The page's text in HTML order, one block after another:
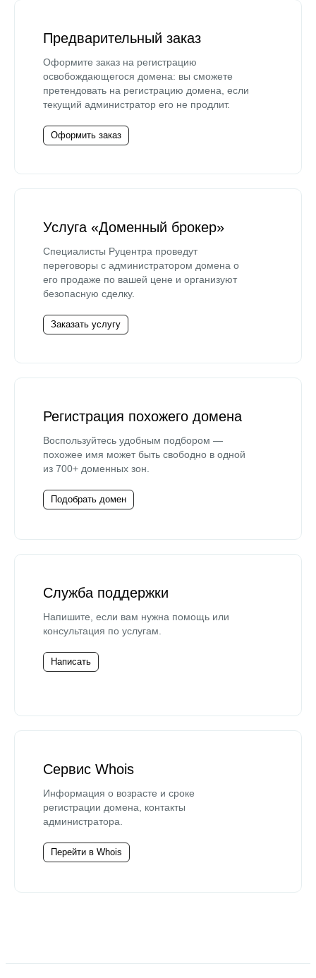
Предварительный заказ
Оформите заказ на регистрацию
освобождающегося домена: вы сможете
претендовать на регистрацию домена, если
текущий администратор его не продлит.
Оформить заказ
Услуга «Доменный брокер»
Специалисты Руцентра проведут
переговоры с администратором домена о
его продаже по вашей цене и организуют
безопасную сделку.
Заказать услугу
Регистрация похожего домена
Воспользуйтесь удобным подбором —
похожее имя может быть свободно в одной
из 700+ доменных зон.
Подобрать домен
Служба поддержки
Напишите, если вам нужна помощь или
консультация по услугам.
Написать
Сервис Whois
Информация о возрасте и сроке
регистрации домена, контакты
администратора.
Перейти в Whois